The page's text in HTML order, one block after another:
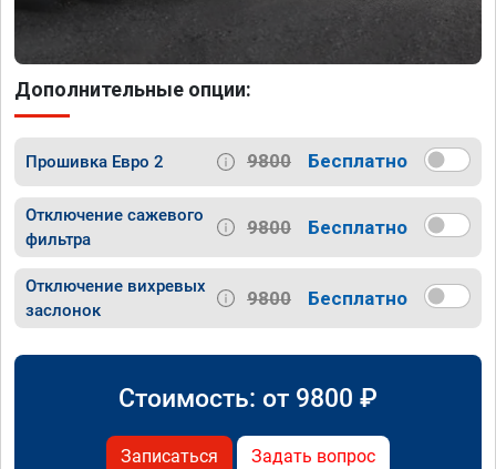
Дополнительные опции:
Прошивка Евро 2 9800 Бесплатно
Отключение сажевого
фильтра
9800 Бесплатно
Отключение вихревых
заслонок
9800 Бесплатно
Стоимость: от 9800 ₽
Записаться Задать вопрос